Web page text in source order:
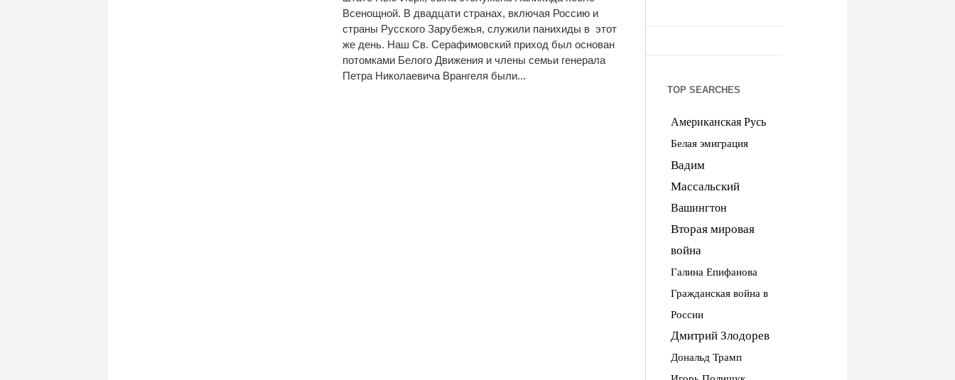
Всенощной. В двадцати странах, включая Россию и
страны Русского Зарубежья, служили панихиды в этот
же день. Наш Св. Серафимовский приход был основан
потомками Белого Движения и члены семьи генерала
Петра Николаевича Врангеля были...
TOP SEARCHES
Американская Русь
Белая эмиграция
Вадим
Массальский
Вашингтон
Вторая мировая
война
Галина Епифанова
Гражданская война в
России
Дмитрий Злодорев
Дональд Трамп